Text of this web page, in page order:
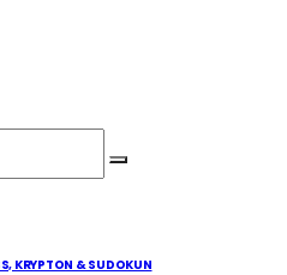
KRYPTON & SUDOKUN